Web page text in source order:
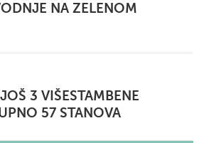
NA ZELENOM
3 VIŠESTAMBENE
57 STANOVA